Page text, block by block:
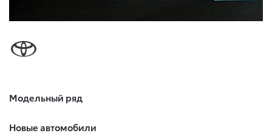
Модельный ряд
Новые автомобили